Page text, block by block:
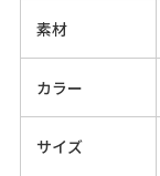
素材
カラー
サイズ